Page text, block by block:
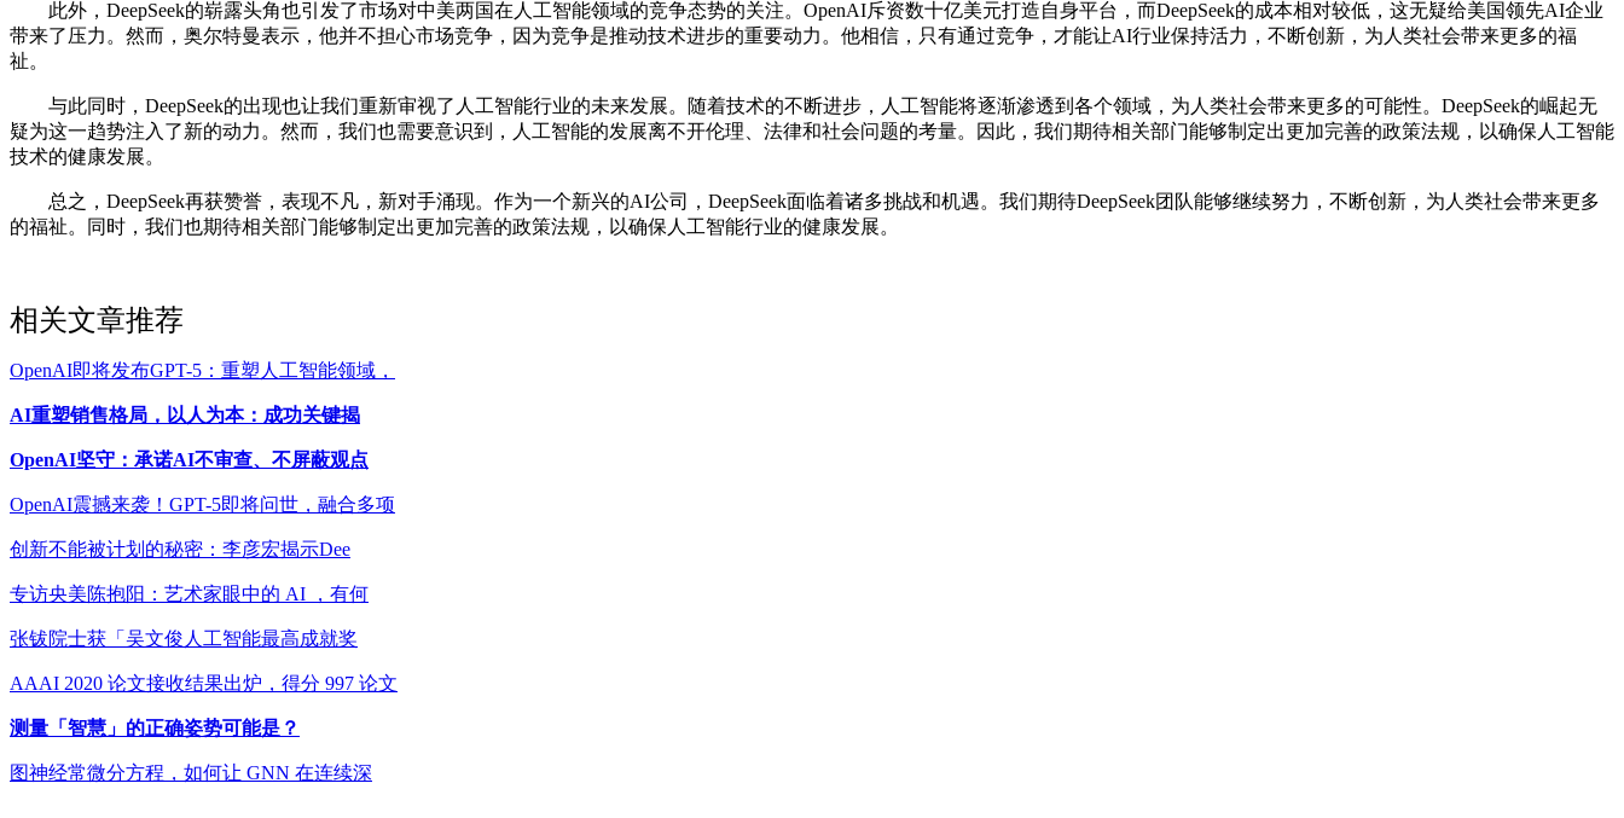
此外，DeepSeek的崭露头角也引发了市场对中美两国在人工智能领域的竞争态势的关注。OpenAI斥资数十亿美元打造自身平台，而DeepSeek的成本相对较低，这无疑给美国领先AI企业
带来了压力。然而，奥尔特曼表示，他并不担心市场竞争，因为竞争是推动技术进步的重要动力。他相信，只有通过竞争，才能让AI行业保持活力，不断创新，为人类社会带来更多的福
祉。
与此同时，DeepSeek的出现也让我们重新审视了人工智能行业的未来发展。随着技术的不断进步，人工智能将逐渐渗透到各个领域，为人类社会带来更多的可能性。DeepSeek的崛起无
疑为这一趋势注入了新的动力。然而，我们也需要意识到，人工智能的发展离不开伦理、法律和社会问题的考量。因此，我们期待相关部门能够制定出更加完善的政策法规，以确保人工智能
技术的健康发展。
总之，DeepSeek再获赞誉，表现不凡，新对手涌现。作为一个新兴的AI公司，DeepSeek面临着诸多挑战和机遇。我们期待DeepSeek团队能够继续努力，不断创新，为人类社会带来更多
的福祉。同时，我们也期待相关部门能够制定出更加完善的政策法规，以确保人工智能行业的健康发展。
相关文章推荐
OpenAI即将发布GPT-5：重塑人工智能领域，
AI重塑销售格局，以人为本：成功关键揭
OpenAI坚守：承诺AI不审查、不屏蔽观点
OpenAI震撼来袭！GPT-5即将问世，融合多项
创新不能被计划的秘密：李彦宏揭示Dee
专访央美陈抱阳：艺术家眼中的 AI ，有何
张钹院士获「吴文俊人工智能最高成就奖
AAAI 2020 论文接收结果出炉，得分 997 论文
测量「智慧」的正确姿势可能是？
图神经常微分方程，如何让 GNN 在连续深